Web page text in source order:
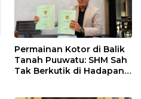
Permainan Kotor di Balik
Tanah Puuwatu: SHM Sah
Tak Berkutik di Hadapan